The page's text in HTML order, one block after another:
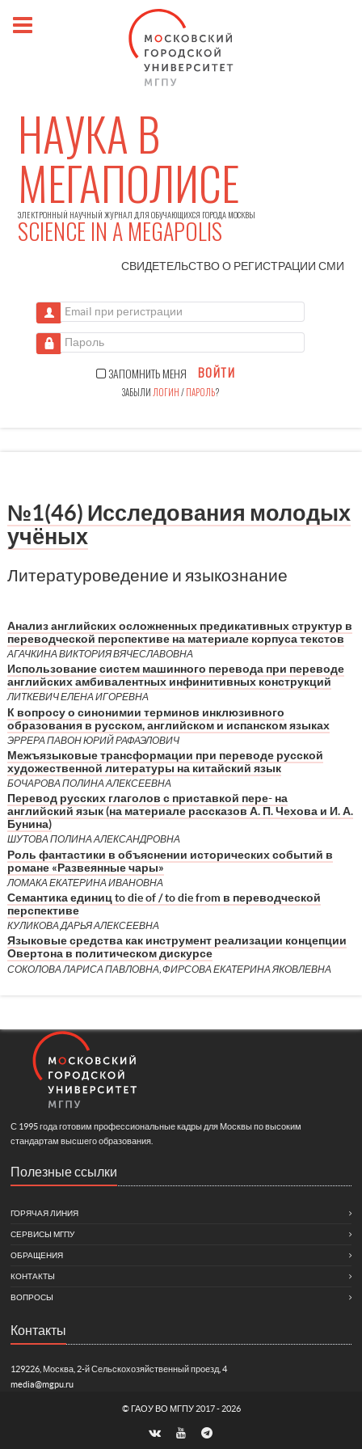
НАУКА В
МЕГАПОЛИСЕ
ЭЛЕКТРОННЫЙ НАУЧНЫЙ ЖУРНАЛ ДЛЯ ОБУЧАЮЩИХСЯ ГОРОДА МОСКВЫ
SCIENCE IN A MEGAPOLIS
СВИДЕТЕЛЬСТВО О РЕГИСТРАЦИИСМИ
Email при регистрации
Пароль
ЗАПОМНИТЬ МЕНЯ ВОЙТИ
ЗАБЫЛИ ЛОГИН/ПАРОЛЬ?
№1(46) Исследования молодых
учёных
Литературоведение и языкознание
Анализ английских осложненных предикативных структур в
переводческой перспективе на материале корпуса текстов
АГАЧКИНА ВИКТОРИЯ ВЯЧЕСЛАВОВНА
Использование систем машинного перевода при переводе
английских амбивалентных инфинитивных конструкций
ЛИТКЕВИЧ ЕЛЕНА ИГОРЕВНА
К вопросу о синонимии терминов инклюзивного
образования в русском, английском и испанском языках
ЭРРЕРА ПАВОН ЮРИЙ РАФАЭЛОВИЧ
Межъязыковые трансформации при переводе русской
художественной литературы на китайский язык
БОЧАРОВА ПОЛИНА АЛЕКСЕЕВНА
Перевод русских глаголов с приставкой пере- на
английский язык (на материале рассказов А. П. Чехова и И. А.
Бунина)
ШУТОВА ПОЛИНА АЛЕКСАНДРОВНА
Роль фантастики в объяснении исторических событий в
романе «Развеянные чары»
ЛОМАКА ЕКАТЕРИНА ИВАНОВНА
Семантика единиц to die of / to die from в переводческой
перспективе
КУЛИКОВА ДАРЬЯ АЛЕКСЕЕВНА
Языковые средства как инструмент реализации концепции
Овертона в политическом дискурсе
СОКОЛОВА ЛАРИСА ПАВЛОВНА, ФИРСОВА ЕКАТЕРИНА ЯКОВЛЕВНА
С 1995 года готовим профессиональные кадры для Москвы по высоким
стандартам высшего образования.
Полезные ссылки
ГОРЯЧАЯ ЛИНИЯ
СЕРВИСЫ МГПУ
ОБРАЩЕНИЯ
КОНТАКТЫ
ВОПРОСЫ
Контакты
129226, Москва, 2-й Сельскохозяйственный проезд, 4
media@mgpu.ru
© ГАОУ ВО МГПУ 2017 - 2026